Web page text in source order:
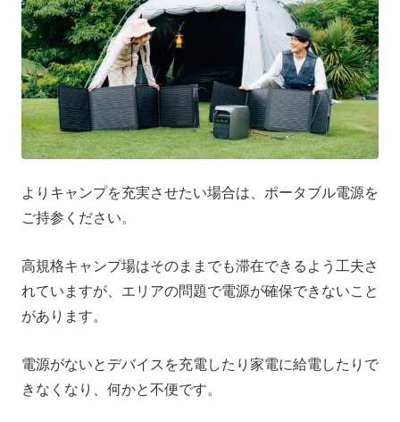
よりキャンプを充実させたい場合は、ポータブル電源を
ご持参ください。
高規格キャンプ場はそのままでも滞在できるよう工夫さ
れていますが、エリアの問題で電源が確保できないこと
があります。
電源がないとデバイスを充電したり家電に給電したりで
きなくなり、何かと不便です。